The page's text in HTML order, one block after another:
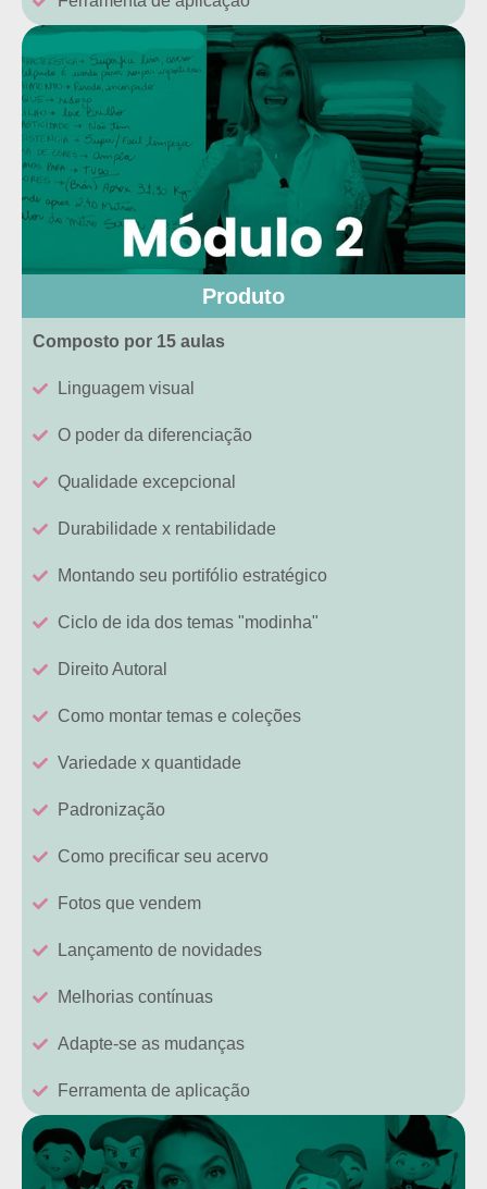
Produto
Composto por 15 aulas
Linguagem visual
O poder da diferenciação
Qualidade excepcional
Durabilidade x rentabilidade
Montando seu portifólio estratégico
Ciclo de ida dos temas "modinha"
Direito Autoral
Como montar temas e coleções
Variedade x quantidade
Padronização
Como precificar seu acervo
Fotos que vendem
Lançamento de novidades
Melhorias contínuas
Adapte-se as mudanças
Ferramenta de aplicação